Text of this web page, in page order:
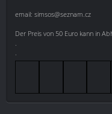
email: simsos@seznam.cz
Der Preis von 50 Euro kann in